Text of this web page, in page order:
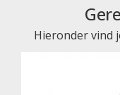
Hieronder vind